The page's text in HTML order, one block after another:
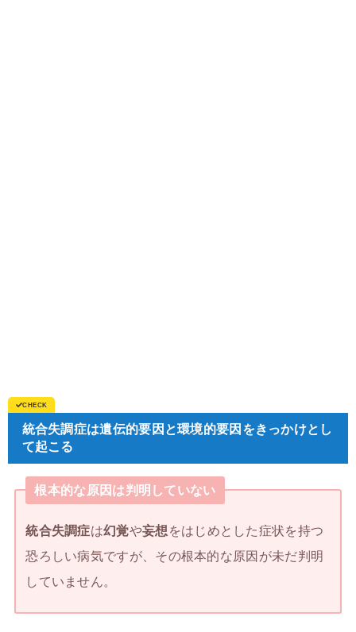
統合失調症は遺伝的要因と環境的要因をきっかけとし
て起こる
根本的な原因は判明していない
統合失調症は幻覚や妄想 をはじめとした症状を持つ
恐ろしい病気ですが、その根本的な原因が未だ判明
していません。